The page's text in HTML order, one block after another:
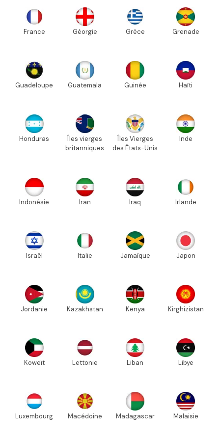
France Géorgie Grèce Grenade
Guadeloupe Guatemala Guinée Haïti
Honduras
Îles vierges
britanniques
Îles Vierges
des États-Unis
Inde
Indonésie Iran Iraq Irlande
Israël Italie Jamaïque Japon
Jordanie Kazakhstan Kenya Kirghizistan
Koweït Lettonie Liban Libye
Luxembourg Macédoine Madagascar Malaisie